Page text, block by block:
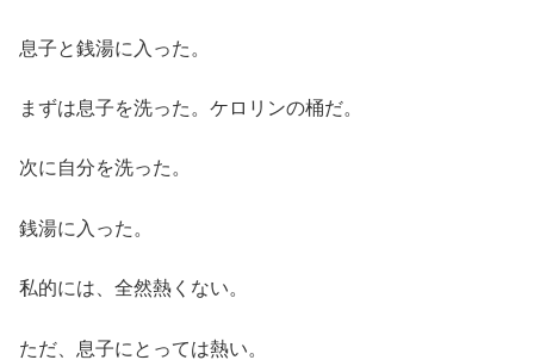
息子と銭湯に入った。
まずは息子を洗った。ケロリンの桶だ。
次に自分を洗った。
銭湯に入った。
私的には、全然熱くない。
ただ、息子にとっては熱い。